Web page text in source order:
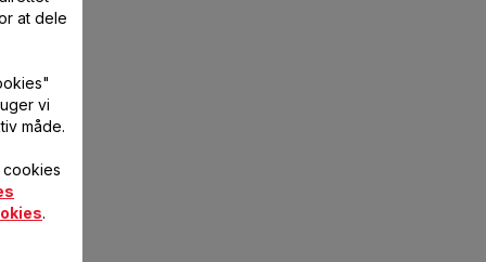
at dele
vi
måde.
.